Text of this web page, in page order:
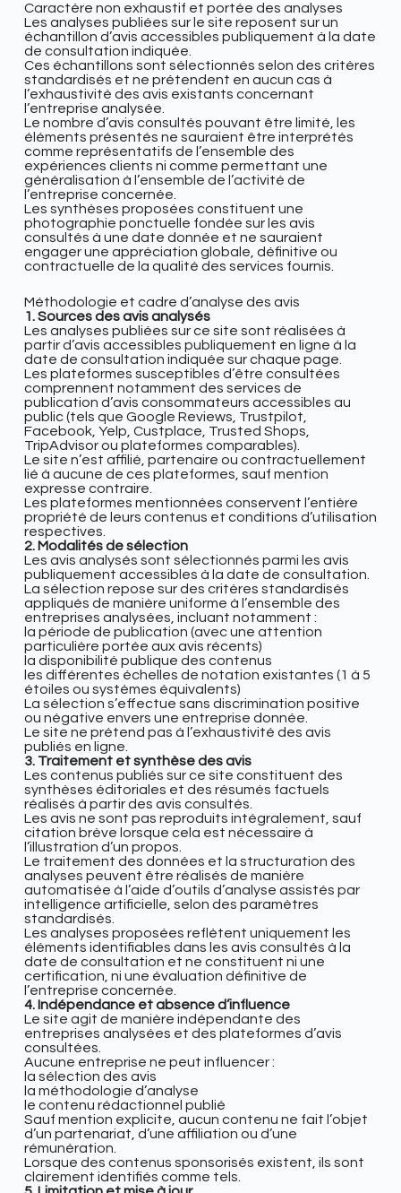
Caractère non exhaustif et portée des analyses
Les analyses publiées sur le site reposent sur un
échantillon d’avis accessibles publiquement à la date
de consultation indiquée.
Ces échantillons sont sélectionnés selon des critères
standardisés et ne prétendent en aucun cas à
l’exhaustivité des avis existants concernant
l’entreprise analysée.
Le nombre d’avis consultés pouvant être limité, les
éléments présentés ne sauraient être interprétés
comme représentatifs de l’ensemble des
expériences clients ni comme permettant une
généralisation à l’ensemble de l’activité de
l’entreprise concernée.
Les synthèses proposées constituent une
photographie ponctuelle fondée sur les avis
consultés à une date donnée et ne sauraient
engager une appréciation globale, définitive ou
contractuelle de la qualité des services fournis.
Méthodologie et cadre d’analyse des avis
1. Sources des avis analysés
Les analyses publiées sur ce site sont réalisées à
partir d’avis accessibles publiquement en ligne à la
date de consultation indiquée sur chaque page.
Les plateformes susceptibles d’être consultées
comprennent notamment des services de
publication d’avis consommateurs accessibles au
public (tels que Google Reviews, Trustpilot,
Facebook, Yelp, Custplace, Trusted Shops,
TripAdvisor ou plateformes comparables).
Le site n’est affilié, partenaire ou contractuellement
lié à aucune de ces plateformes, sauf mention
expresse contraire.
Les plateformes mentionnées conservent l’entière
propriété de leurs contenus et conditions d’utilisation
respectives.
2. Modalités de sélection
Les avis analysés sont sélectionnés parmi les avis
publiquement accessibles à la date de consultation.
La sélection repose sur des critères standardisés
appliqués de manière uniforme à l’ensemble des
entreprises analysées, incluant notamment :
la période de publication (avec une attention
particulière portée aux avis récents)
la disponibilité publique des contenus
les différentes échelles de notation existantes (1 à 5
étoiles ou systèmes équivalents)
La sélection s’effectue sans discrimination positive
ou négative envers une entreprise donnée.
Le site ne prétend pas à l’exhaustivité des avis
publiés en ligne.
3. Traitement et synthèse des avis
Les contenus publiés sur ce site constituent des
synthèses éditoriales et des résumés factuels
réalisés à partir des avis consultés.
Les avis ne sont pas reproduits intégralement, sauf
citation brève lorsque cela est nécessaire à
l’illustration d’un propos.
Le traitement des données et la structuration des
analyses peuvent être réalisés de manière
automatisée à l’aide d’outils d’analyse assistés par
intelligence artificielle, selon des paramètres
standardisés.
Les analyses proposées reflètent uniquement les
éléments identifiables dans les avis consultés à la
date de consultation et ne constituent ni une
certification, ni une évaluation définitive de
l’entreprise concernée.
4. Indépendance et absence d’influence
Le site agit de manière indépendante des
entreprises analysées et des plateformes d’avis
consultées.
Aucune entreprise ne peut influencer :
la sélection des avis
la méthodologie d’analyse
le contenu rédactionnel publié
Sauf mention explicite, aucun contenu ne fait l’objet
d’un partenariat, d’une affiliation ou d’une
rémunération.
Lorsque des contenus sponsorisés existent, ils sont
clairement identifiés comme tels.